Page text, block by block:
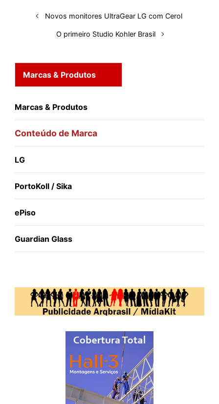
Novos monitores UltraGear LG com Cerol
O primeiro Studio Kohler Brasil
Marcas & Produtos
Marcas & Produtos
Conteúdo de Marca
LG
PortoKoll / Sika
ePiso
Guardian Glass